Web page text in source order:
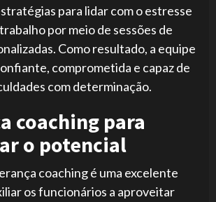
para lidar com o estresse
por meio de sessões de
Como resultado, a equipe
comprometida e capaz de
com determinação.
coaching para
o potencial
coaching é uma excelente
os funcionários a aproveitar